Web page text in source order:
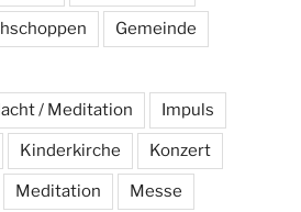
Gemeinde
/ Meditation Impuls
Kinderkirche Konzert
Meditation Messe